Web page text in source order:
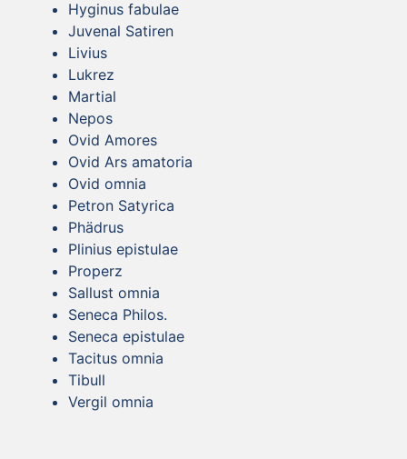
Hyginus fabulae
Juvenal Satiren
Livius
Lukrez
Martial
Nepos
Ovid Amores
Ovid Ars amatoria
Ovid omnia
Petron Satyrica
Phädrus
Plinius epistulae
Properz
Sallust omnia
Seneca Philos.
Seneca epistulae
Tacitus omnia
Tibull
Vergil omnia